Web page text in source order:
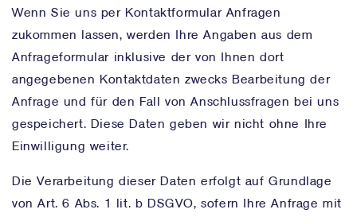
Wenn Sie uns per Kontaktformular Anfragen
zukommen lassen, werden Ihre Angaben aus dem
Anfrageformular inklusive der von Ihnen dort
angegebenen Kontaktdaten zwecks Bearbeitung der
Anfrage und für den Fall von Anschlussfragen bei uns
gespeichert. Diese Daten geben wir nicht ohne Ihre
Einwilligung weiter.
Die Verarbeitung dieser Daten erfolgt auf Grundlage
von Art. 6 Abs. 1 lit. b DSGVO, sofern Ihre Anfrage mit